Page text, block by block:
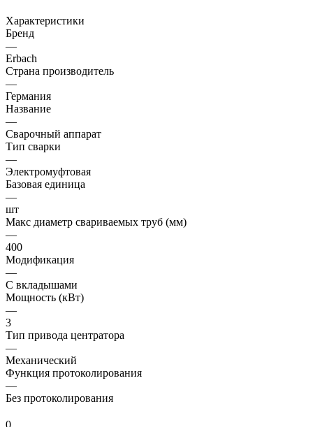
Характеристики
Бренд
—
Erbach
Страна производитель
—
Германия
Название
—
Сварочный аппарат
Тип сварки
—
Электромуфтовая
Базовая единица
—
шт
Макс диаметр свариваемых труб (мм)
—
400
Модификация
—
С вкладышами
Мощность (кВт)
—
3
Тип привода центратора
—
Механический
Функция протоколирования
—
Без протоколирования
0